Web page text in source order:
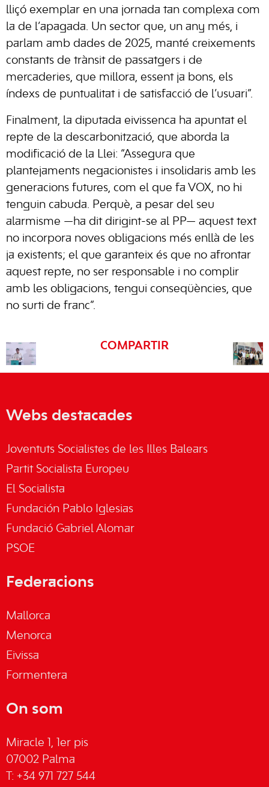
lliçó exemplar en una jornada tan complexa com
la de l’apagada. Un sector que, un any més, i
parlam amb dades de 2025, manté creixements
constants de trànsit de passatgers i de
mercaderies, que millora, essent ja bons, els
índexs de puntualitat i de satisfacció de l’usuari”.
Finalment, la diputada eivissenca ha apuntat el
repte de la descarbonització, que aborda la
modificació de la Llei: “Assegura que
plantejaments negacionistes i insolidaris amb les
generacions futures, com el que fa VOX, no hi
tenguin cabuda. Perquè, a pesar del seu
alarmisme —ha dit dirigint-se al PP— aquest text
no incorpora noves obligacions més enllà de les
ja existents; el que garanteix és que no afrontar
aquest repte, no ser responsable i no complir
amb les obligacions, tengui conseqüències, que
no surti de franc”.
COMPARTIR
Webs destacades
Joventuts Socialistes de les Illes Balears
Partit Socialista Europeu
El Socialista
Fundación Pablo Iglesias
Fundació Gabriel Alomar
PSOE
Federacions
Mallorca
Menorca
Eivissa
Formentera
On som
Miracle 1, 1er pis
07002 Palma
T: +34 971 727 544